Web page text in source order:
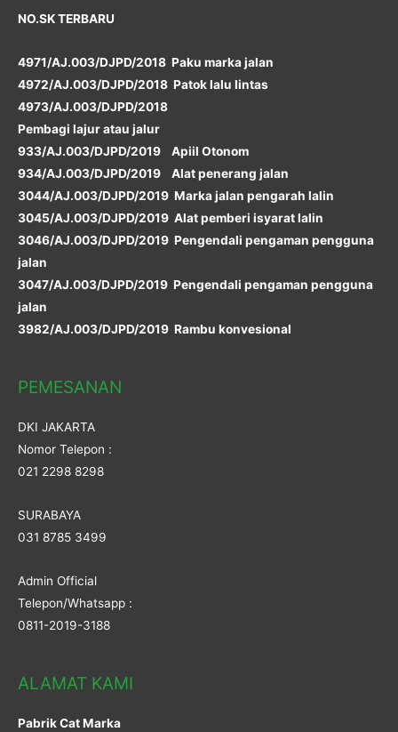
NO.SK TERBARU
4971/AJ.003/DJPD/2018 Paku marka jalan
4972/AJ.003/DJPD/2018 Patok lalu lintas
4973/AJ.003/DJPD/2018
Pembagi lajur atau jalur
933/AJ.003/DJPD/2019 Apiil Otonom
934/AJ.003/DJPD/2019 Alat penerang jalan
3044/AJ.003/DJPD/2019 Marka jalan pengarah lalin
3045/AJ.003/DJPD/2019 Alat pemberi isyarat lalin
3046/AJ.003/DJPD/2019 Pengendali pengaman pengguna
jalan
3047/AJ.003/DJPD/2019 Pengendali pengaman pengguna
jalan
3982/AJ.003/DJPD/2019 Rambu konvesional
PEMESANAN
DKI JAKARTA
Nomor Telepon :
021 2298 8298
SURABAYA
031 8785 3499
Admin Official
Telepon/Whatsapp :
0811-2019-3188
ALAMAT KAMI
Pabrik Cat Marka